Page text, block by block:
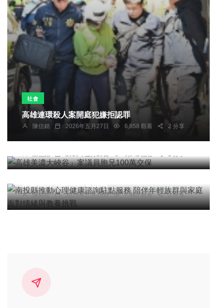
社會
高雄連環殺人案開庭犯嫌拒認罪
陳信銘 2026年五月27日 6,858 觀看 2 分享
社會
高雄美濃大峽谷」案議員胞兄100萬交保
陳信銘 2026年五月29日 6,542 觀看 2 分享
健康
南投縣推動心理健康諮詢駐點服務 陪伴年輕族群與
陳朝枝 2026年三月26日 7,480 觀看 2 分享